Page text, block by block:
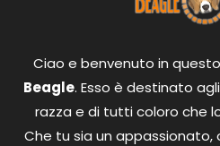
Ciao e benvenuto in questo
Beagle. Esso è destinato
razza e di tutti coloro che
Che tu sia un appassionato,